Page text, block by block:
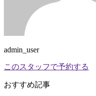
admin_user
このスタッフで予約する
おすすめ記事